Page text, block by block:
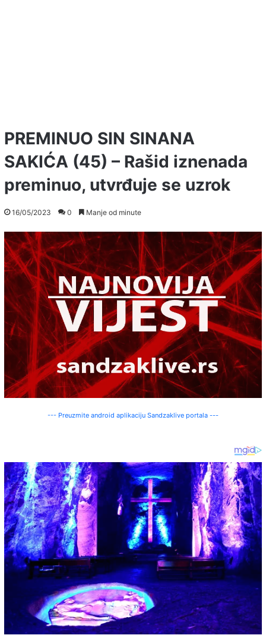
PREMINUO SIN SINANA
SAKIĆA (45) – Rašid iznenada
preminuo, utvrđuje se uzrok
16/05/2023 0 Manje od minute
--- Preuzmite android aplikaciju Sandzaklive portala ---